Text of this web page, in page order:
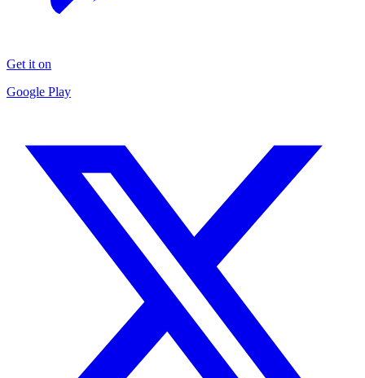
Get it on
Google Play